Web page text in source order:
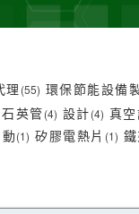
理 (55) 環保節能設備
石英管(4) 設計(4) 真
(1) 矽膠電熱片 (1)